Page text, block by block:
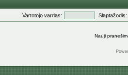
Vartotojo vardas: Slaptažodis:
Nauji